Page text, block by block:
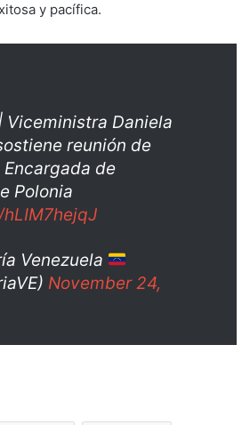
y pacífica.
Viceministra Daniela
reunión de
de
Polonia
Venezuela
November 24,